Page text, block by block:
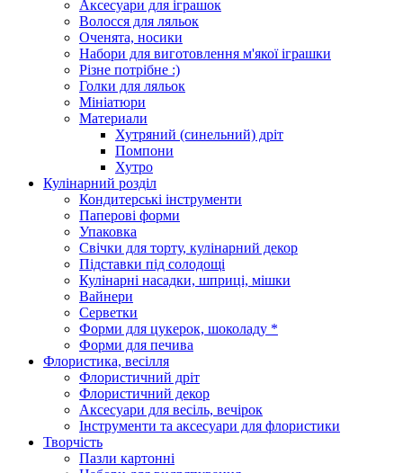
Аксесуари для іграшок
Волосся для ляльок
Оченята, носики
Набори для виготовлення м'якої іграшки
Різне потрібне :)
Голки для ляльок
Мініатюри
Материали
Хутряний (синельний) дріт
Помпони
Хутро
Кулінарний розділ
Кондитерські інструменти
Паперові форми
Упаковка
Свічки для торту, кулінарний декор
Підставки під солодощі
Кулінарні насадки, шприці, мішки
Вайнери
Серветки
Форми для цукерок, шоколаду *
Форми для печива
Флористика, весілля
Флористичний дріт
Флористичний декор
Аксесуари для весіль, вечірок
Інструменти та аксесуари для флористики
Творчість
Пазли картонні